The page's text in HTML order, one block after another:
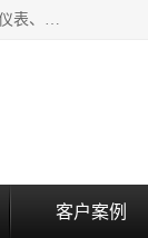
上海拜肯机械设备有限公司成立于2008年，注册地位于上海市浦东新区。经营范围包括机械设备及配件、电器设备、仪器仪表、化工原料及产品、软件及辅助设备，机械设备及配件的制造、加工等；主要产品有：气力输送，小袋倒袋站，吨袋倒袋站，倒桶机，集装箱卸料系统，Z型斗式输送机，螺旋输送机，管链输送机，真空上料机，流化器，配混料系统，软管等。
客户案例